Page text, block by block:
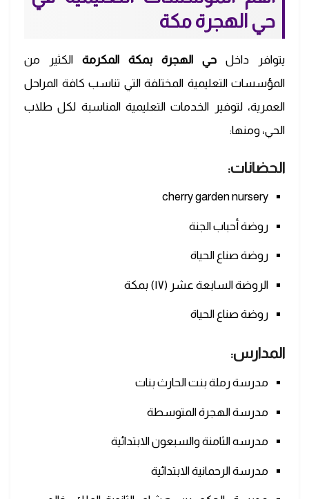
حي الهجرة مكة
يتوافر داخل حي الهجرة بمكة المكرمة الكثير من
المؤسسات التعليمية المختلفة التي تناسب كافة المراحل
العمرية، لتوفير الخدمات التعليمية المناسبة لكل طلاب
الحي، ومنها:
الحضانات:
cherry garden nursery
روضة أحباب الجنة
روضة صناع الحياة
الروضة السابعة عشر (١٧) بمكة
روضة صناع الحياة
المدارس:
مدرسة رملة بنت الحارث بنات
مدرسة الهجرة المتوسطة
مدرسه الثامنة والسبعون الابتدائية
مدرسة الرحمانية الابتدائية